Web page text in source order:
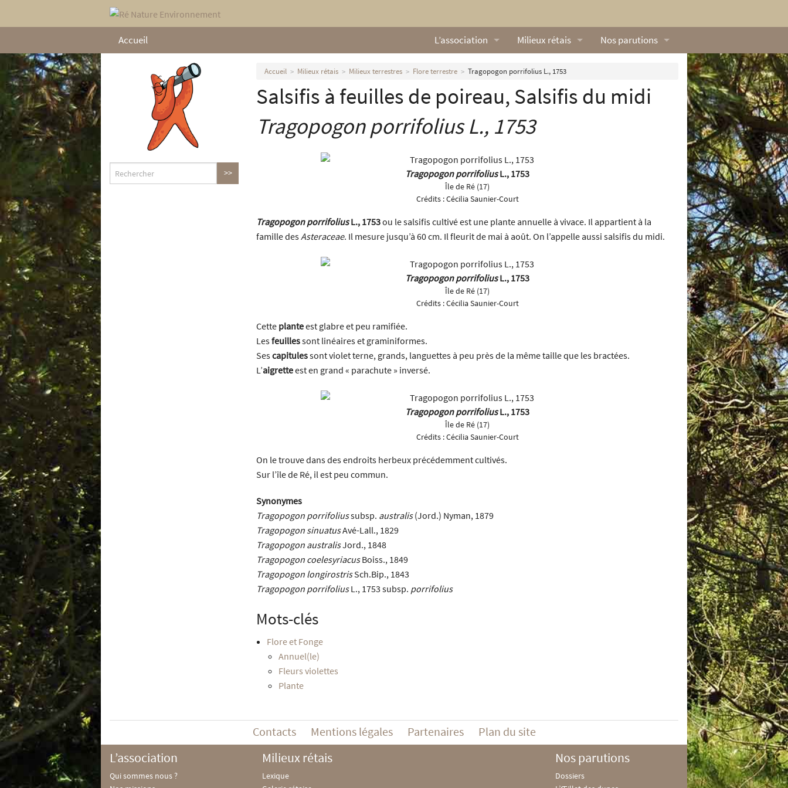
Accueil L’association
Qui sommes nous ?
Nos missions
Nos statuts
Nos partenaires
Nous contacter
Actualités
Milieux rétais
Lexique
Galerie rétaise
Milieux marins
Nos parutions
L’Œillet des dunes
Vidéos naturalistes de Ré Nature
Accueil Milieux rétais Milieux terrestres Flore terrestre Tragopogon porrifolius L., 1753
Salsifis à feuilles de poireau, Salsifis du midi
Tragopogon porrifoliusL., 1753
Tragopogon porrifoliusL., 1753
Île de Ré (17)
Crédits :Cécilia Saunier-Court
Tragopogon porrifoliusL., 1753ou le salsifis cultivé est une plante annuelle à vivace. Il appartient à la
famille desAsteraceae. Il mesure jusqu’à 60 cm. Il fleurit de mai à août. On l’appelle aussi salsifis du midi.
Tragopogon porrifoliusL., 1753
Île de Ré (17)
Crédits :Cécilia Saunier-Court
Cette planteest glabre et peu ramifiée.
Lesfeuillessont linéaires et graminiformes.
Sescapitulessont violet terne, grands, languettes à peu près de la même taille que les bractées.
L’aigretteest en grand « parachute » inversé.
Tragopogon porrifoliusL., 1753
Île de Ré (17)
Crédits :Cécilia Saunier-Court
On le trouve dans des endroits herbeux précédemment cultivés.
Sur l’île de Ré, il est peu commun.
Synonymes
Tragopogon porrifoliussubsp. australis(Jord.) Nyman, 1879
Tragopogon sinuatusAvé-Lall., 1829
Tragopogon australisJord., 1848
Tragopogon coelesyriacusBoiss., 1849
Tragopogon longirostrisSch.Bip., 1843
Tragopogon porrifoliusL., 1753 subsp. porrifolius
Mots-clés
Flore et Fonge
Annuel(le)
Fleurs violettes
Plante
Contacts Mentions légales Partenaires Plan du site
L’association
Qui sommes nous ?
Milieux rétais
Lexique
Nos parutions
Dossiers